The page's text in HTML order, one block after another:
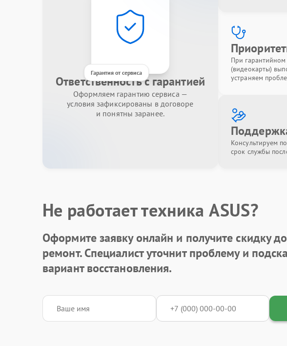
Гарантия от сервиса
Ответственность с гарантией
Оформляем гарантию сервиса —
условия зафиксированы в договоре
и понятны заранее.
При гарантийном
(видеокарты)
устраняем
Консультируем
срок службы
Не работает техника ASUS?
Оформите заявку онлайн и получитескидку
ремонт. Специалист уточнит проблему и
вариант восстановления.